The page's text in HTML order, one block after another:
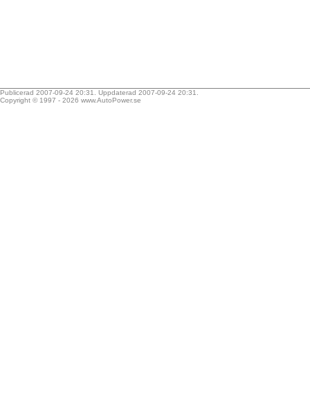
Publicerad 2007-09-24 20:31. Uppdaterad 2007-09-24 20:31.
Copyright © 1997 - 2026 www.AutoPower.se